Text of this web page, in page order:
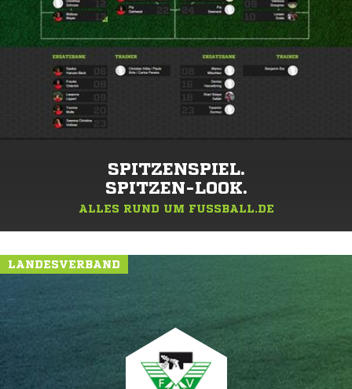
SPITZENSPIEL.
SPITZEN-LOOK.
ALLES RUND UM FUSSBALL.DE
LANDESVERBAND